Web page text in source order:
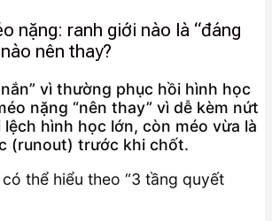
nặng: ranh giới nào là “đáng
nên thay?
vì thường phục hồi hình học
nặng “nên thay” vì dễ kèm nứt
lệch hình học lớn, còn méo vừa là
(runout) trước khi chốt.
thể hiểu theo “3 tầng quyết